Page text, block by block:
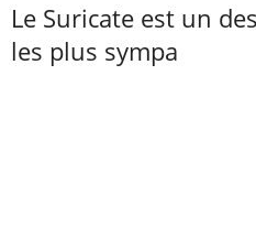
Le Suricate est un
les plus sympa